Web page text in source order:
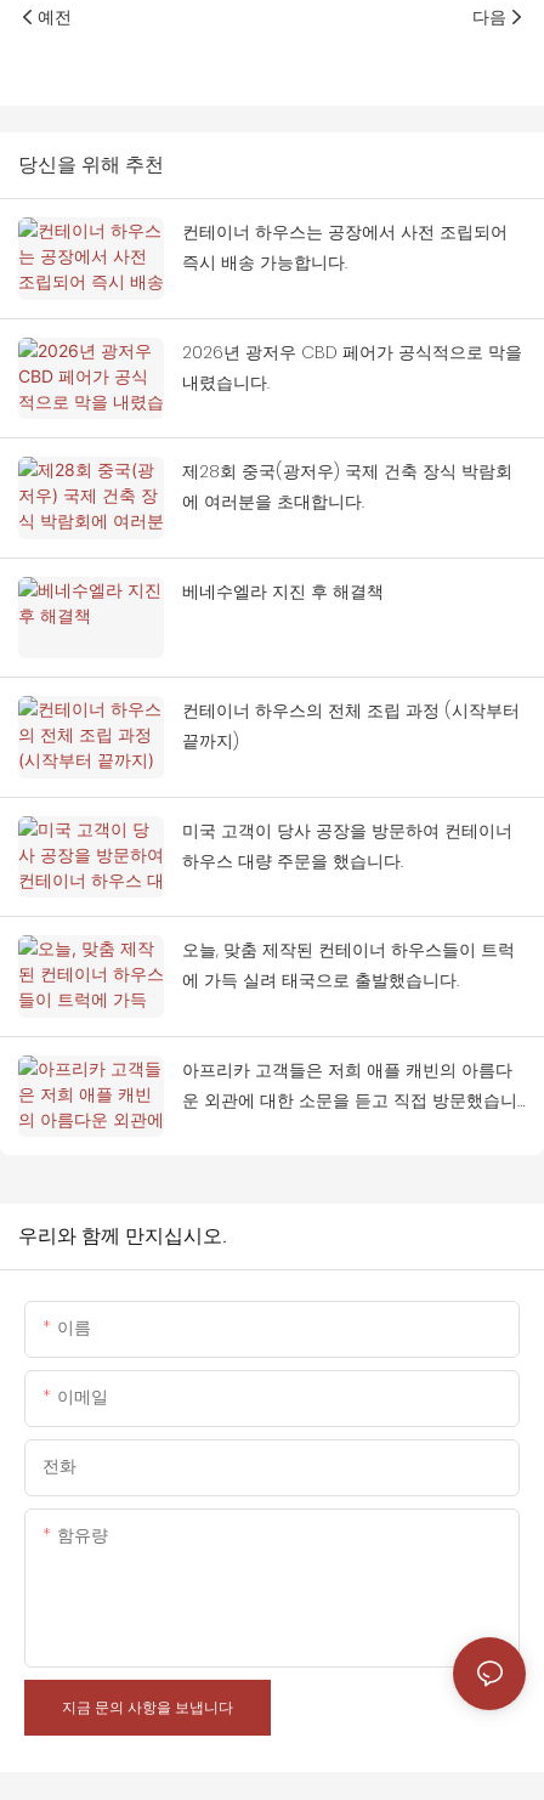
예전 다음
당신을 위해 추천
컨테이너 하우스는 공장에서 사전 조립되어
즉시 배송 가능합니다.
2026년 광저우 CBD 페어가 공식적으로 막을
내렸습니다.
제28회 중국(광저우) 국제 건축 장식 박람회
에 여러분을 초대합니다.
베네수엘라 지진 후 해결책
컨테이너 하우스의 전체 조립 과정 (시작부터
끝까지)
미국 고객이 당사 공장을 방문하여 컨테이너
하우스 대량 주문을 했습니다.
오늘, 맞춤 제작된 컨테이너 하우스들이 트럭
에 가득 실려 태국으로 출발했습니다.
아프리카 고객들은 저희 애플 캐빈의 아름다
운 외관에 대한 소문을 듣고 직접 방문했습니
우리와 함께 만지십시오.
이름
이메일
전화
함유량
지금 문의 사항을 보냅니다